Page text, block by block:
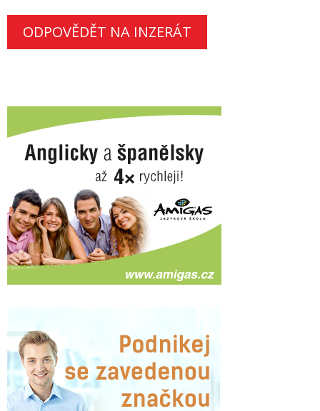
ODPOVĚDĚT NA INZERÁT